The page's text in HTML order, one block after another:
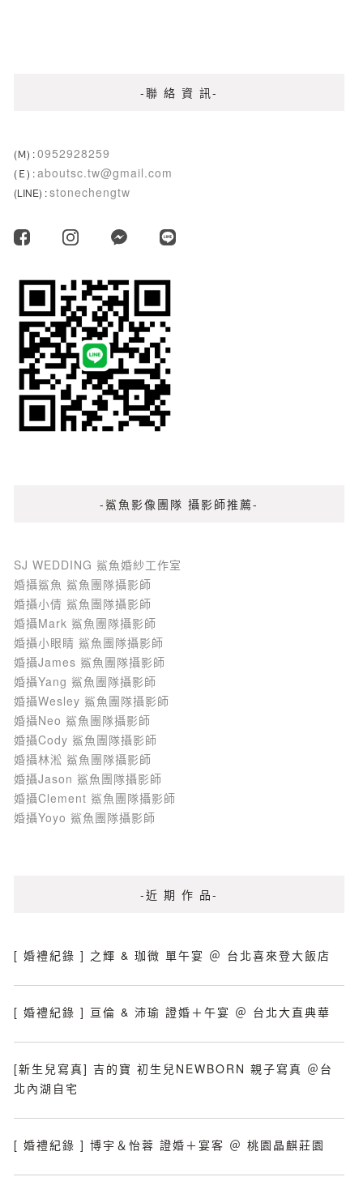
-聯 絡 資 訊-
(Ｍ) :0952928259
(Ｅ) :aboutsc.tw@gmail.com
(LINE) :stonechengtw
-鯊魚影像團隊 攝影師推薦-
SJ WEDDING 鯊魚婚紗工作室
婚攝鯊魚 鯊魚團隊攝影師
婚攝小倩 鯊魚團隊攝影師
婚攝Mark 鯊魚團隊攝影師
婚攝小眼睛 鯊魚團隊攝影師
婚攝James 鯊魚團隊攝影師
婚攝Yang 鯊魚團隊攝影師
婚攝Wesley 鯊魚團隊攝影師
婚攝Neo 鯊魚團隊攝影師
婚攝Cody 鯊魚團隊攝影師
婚攝林淞 鯊魚團隊攝影師
婚攝Jason 鯊魚團隊攝影師
婚攝Clement 鯊魚團隊攝影師
婚攝Yoyo 鯊魚團隊攝影師
-近 期 作 品-
[ 婚禮紀錄 ] 之輝 & 珈微 單午宴 ＠ 台北喜來登大飯店
[ 婚禮紀錄 ] 亘倫 & 沛瑜 證婚＋午宴 ＠ 台北大直典華
[新生兒寫真] 吉的寶 初生兒NEWBORN 親子寫真 ＠台
北內湖自宅
[ 婚禮紀錄 ] 博宇＆怡蓉 證婚＋宴客 ＠ 桃園晶麒莊園